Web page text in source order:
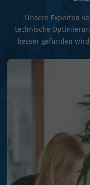
Unsere Experten
technische
besser gefunden